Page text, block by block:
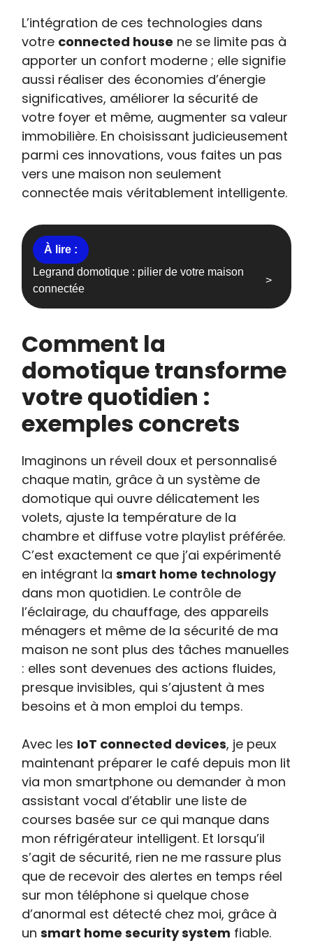
L’intégration de ces technologies dans
votre connected house ne se limite pas à
apporter un confort moderne ; elle signifie
aussi réaliser des économies d’énergie
significatives, améliorer la sécurité de
votre foyer et même, augmenter sa valeur
immobilière. En choisissant judicieusement
parmi ces innovations, vous faites un pas
vers une maison non seulement
connectée mais véritablement intelligente.
Legrand domotique : pilier de votre maison
connectée
Comment la
domotique transforme
votre quotidien :
exemples concrets
Imaginons un réveil doux et personnalisé
chaque matin, grâce à un système de
domotique qui ouvre délicatement les
volets, ajuste la température de la
chambre et diffuse votre playlist préférée.
C’est exactement ce que j’ai expérimenté
en intégrant lasmart home technology
dans mon quotidien. Le contrôle de
l’éclairage, du chauffage, des appareils
ménagers et même de la sécurité de ma
maison ne sont plus des tâches manuelles
: elles sont devenues des actions fluides,
presque invisibles, qui s’ajustent à mes
besoins et à mon emploi du temps.
Avec les IoT connected devices, je peux
maintenant préparer le café depuis mon lit
via mon smartphone ou demander à mon
assistant vocal d’établir une liste de
courses basée sur ce qui manque dans
mon réfrigérateur intelligent. Et lorsqu’il
s’agit de sécurité, rien ne me rassure plus
que de recevoir des alertes en temps réel
sur mon téléphone si quelque chose
d’anormal est détecté chez moi, grâce à
unsmart home security system fiable.